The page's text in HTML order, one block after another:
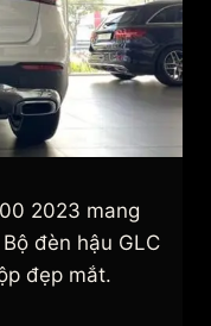
2023 mang
đèn hậu GLC
đẹp mắt.